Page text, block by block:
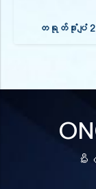
တရုတ်ဒုံးပျံ
မီ